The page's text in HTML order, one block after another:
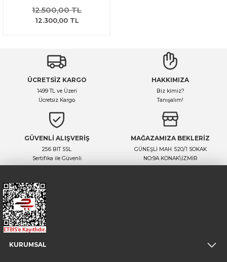
12.500,00 TL
12.300,00 TL
ÜCRETSİZ KARGO
1499 TL ve Üzeri
Ücretsiz Kargo
HAKKIMIZA
Biz kimiz?
Tanışalım!
GÜVENLİ ALIŞVERİŞ
256 BIT SSL
Sertifika ile Güvenli
MAĞAZAMIZA BEKLERİZ
GÜNEŞLİ MAH. 520/1 SOKAK
NO:9A KONAK\İZMİR
KURUMSAL